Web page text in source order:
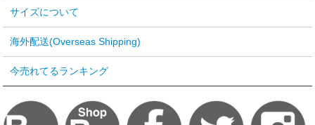
サイズについて
海外配送(Overseas Shipping)
今売れてるランキング